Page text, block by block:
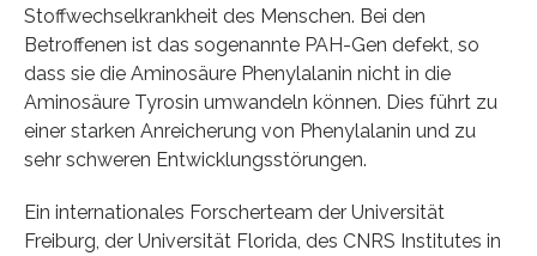
Stoffwechselkrankheit des Menschen. Bei den
Betroffenen ist das sogenannte PAH-Gen defekt, so
dass sie die Aminosäure Phenylalanin nicht in die
Aminosäure Tyrosin umwandeln können. Dies führt zu
einer starken Anreicherung von Phenylalanin und zu
sehr schweren Entwicklungsstörungen.
Ein internationales Forscherteam der Universität
Freiburg, der Universität Florida, des CNRS Institutes in